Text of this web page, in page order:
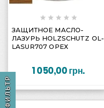
  
    
ЗАЩИТНОЕ МАСЛО-
ЛАЗУРЬ HOLZSCHUTZ OL-
LASUR707 ОРЕХ
1 050,00 грн.
ФИЛЬТР